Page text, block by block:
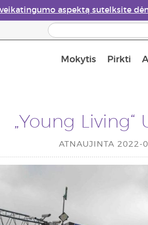
aspektą sutelksite
Mokytis Pirkti
„Young Living“
ATNAUJINTA 2022-